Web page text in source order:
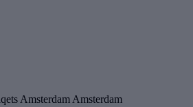
Amsterdam